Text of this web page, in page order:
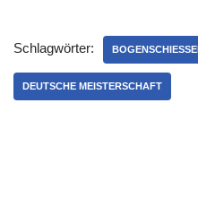
Schlagwörter: BOGENSCHIESSEN
DEUTSCHE MEISTERSCHAFT